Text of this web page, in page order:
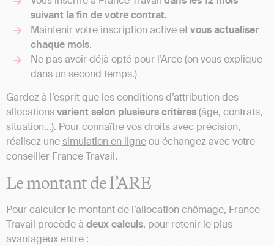
suivant la fin de votre contrat.
Maintenir votre inscription active etvous actualiser
chaque mois.
Ne pas avoir déjà opté pour l’Arce (on vous explique
dans un second temps.)
Gardez à l’esprit que les conditions d’attribution des
allocationsvarient selon plusieurs critères(âge, contrats,
situation…). Pour connaître vos droits avec précision,
réalisez unesimulation en ligneou échangez avec votre
conseiller France Travail.
Le montant de l’ARE
Pour calculer le montant de l’allocation chômage, France
Travail procède à deux calculs, pour retenir le plus
avantageux entre :